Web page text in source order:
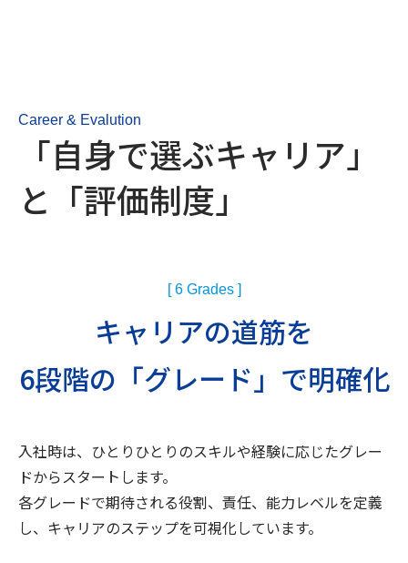
Career & Evalution
「自身で選ぶキャリア」
と「評価制度」
[ 6 Grades ]
キャリアの道筋を
6段階の「グレード」で明確化
入社時は、ひとりひとりのスキルや経験に応じたグレー
ドからスタートします。
各グレードで期待される役割、責任、能力レベルを定義
し、キャリアのステップを可視化しています。